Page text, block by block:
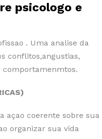
psicologo e
. Uma analise da
conflitos,angustias,
comportamenmtos.
açao coerente sobre sua
organizar sua vida